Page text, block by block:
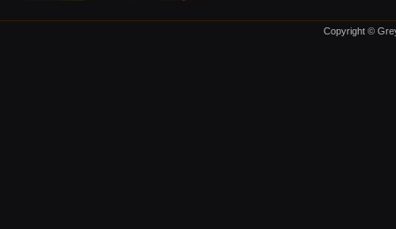
Copyright ©